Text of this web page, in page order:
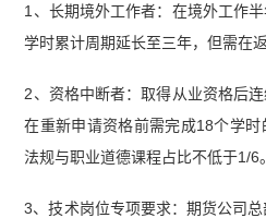
1、长期境外工作者：在境外工作
学时累计周期延长至三年，但需在
2、资格中断者：取得从业资格后
在重新申请资格前需完成18个学
法规与职业道德课程占比不低于1/6。
3、技术岗位专项要求：期货公司